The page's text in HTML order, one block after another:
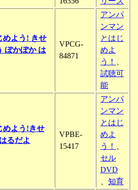
めよう! きせ
ぽかぽか は
VPCG-
84871
アンパ
ンマン
とはじ
めよ
う！
試聴可
能
めよう!きせ
るだよ
VPBE-
15417
アンパ
ンマン
とはじ
めよ
う！
セル
DVD
知育